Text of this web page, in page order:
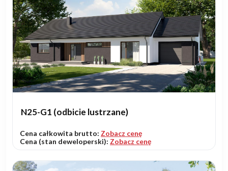
N25-G1 (odbicie lustrzane)
Cena całkowita brutto: Zobacz cenę
Cena (stan deweloperski): Zobacz cenę